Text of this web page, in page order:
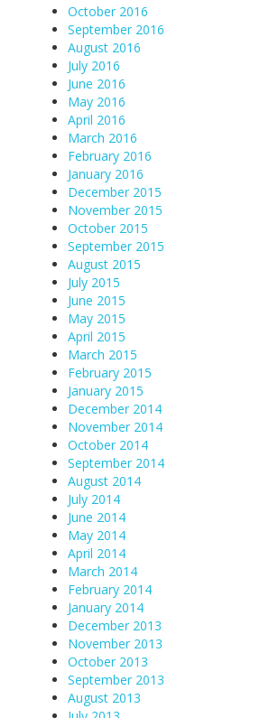
October 2016
September 2016
August 2016
July 2016
June 2016
May 2016
April 2016
March 2016
February 2016
January 2016
December 2015
November 2015
October 2015
September 2015
August 2015
July 2015
June 2015
May 2015
April 2015
March 2015
February 2015
January 2015
December 2014
November 2014
October 2014
September 2014
August 2014
July 2014
June 2014
May 2014
April 2014
March 2014
February 2014
January 2014
December 2013
November 2013
October 2013
September 2013
August 2013